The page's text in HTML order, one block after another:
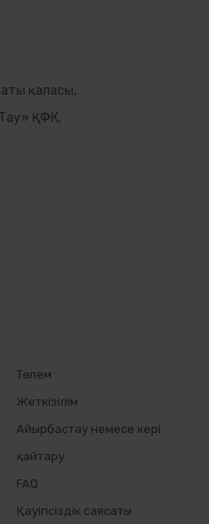
қаласы,
ҚФК,
Төлем
Жеткізілім
Айырбастау немесе кері
қайтару
FAQ
Қауіпсіздік саясаты